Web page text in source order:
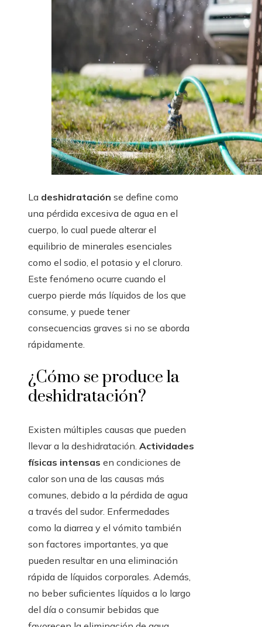
La deshidratación se define como
una pérdida excesiva de agua en el
cuerpo, lo cual puede alterar el
equilibrio de minerales esenciales
como el sodio, el potasio y el cloruro.
Este fenómeno ocurre cuando el
cuerpo pierde más líquidos de los que
consume, y puede tener
consecuencias graves si no se aborda
rápidamente.
¿Cómo se produce la
deshidratación?
Existen múltiples causas que pueden
llevar a la deshidratación. Actividades
físicas intensas en condiciones de
calor son una de las causas más
comunes, debido a la pérdida de agua
a través del sudor. Enfermedades
como la diarrea y el vómito también
son factores importantes, ya que
pueden resultar en una eliminación
rápida de líquidos corporales. Además,
no beber suficientes líquidos a lo largo
del día o consumir bebidas que